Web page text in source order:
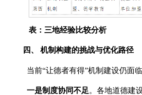
表：三地经验比较分析
四、 机制构建的挑战与优化路径
当前“让德者有得”机制建设仍面
一是制度协同不足。各地道德建